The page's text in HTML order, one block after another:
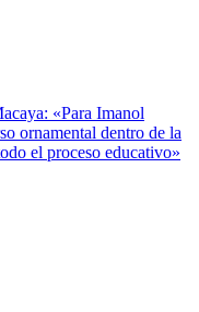
«Para Imanol
ornamental dentro de la
el proceso educativo»